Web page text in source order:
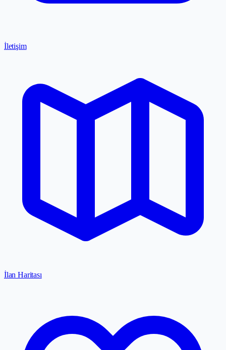
İletişim
İlan Haritası